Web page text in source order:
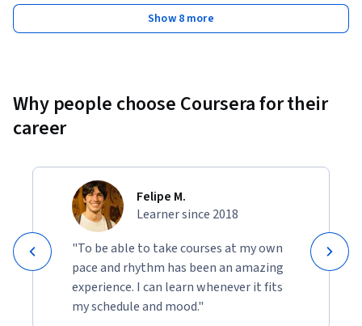
Show 8 more
Why people choose Coursera for their
career
Felipe M.
Learner since 2018
"To be able to take courses at my own
pace and rhythm has been an amazing
experience. I can learn whenever it fits
my schedule and mood."